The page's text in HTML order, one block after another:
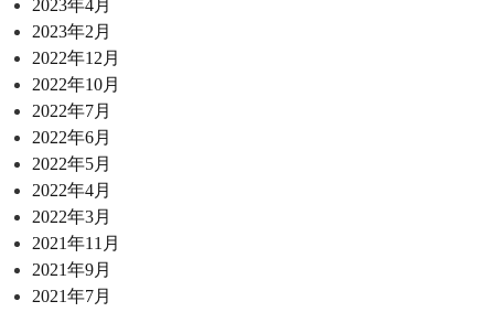
2023年4月
2023年2月
2022年12月
2022年10月
2022年7月
2022年6月
2022年5月
2022年4月
2022年3月
2021年11月
2021年9月
2021年7月